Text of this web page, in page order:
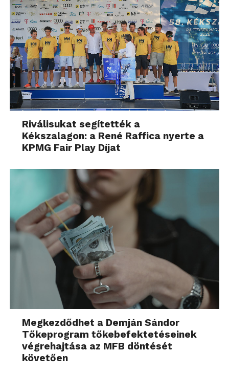
Riválisukat segítették a
Kékszalagon: a René Raffica nyerte a
KPMG Fair Play Díjat
Megkezdődhet a Demján Sándor
Tőkeprogram tőkebefektetéseinek
végrehajtása az MFB döntését
követően